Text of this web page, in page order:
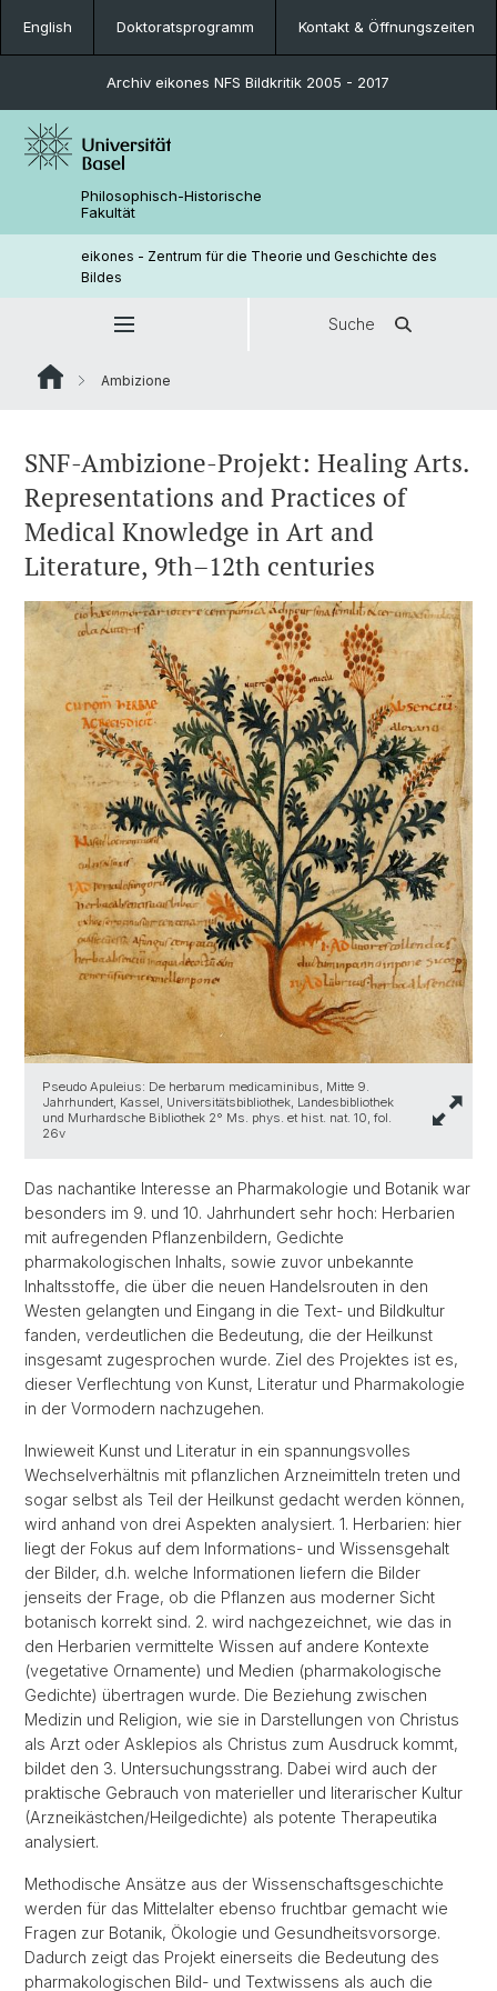
English Doktoratsprogramm Kontakt & Öffnungszeiten
Archiv eikones NFS Bildkritik 2005 - 2017
Philosophisch-Historische
Fakultät
eikones - Zentrum für die Theorie und Geschichte des
Bildes
Suche
Ambizione
SNF-Ambizione-Projekt: Healing Arts.
Representations and Practices of
Medical Knowledge in Art and
Literature, 9th–12th centuries
Pseudo Apuleius: De herbarum medicaminibus, Mitte 9.
Jahrhundert, Kassel, Universitätsbibliothek, Landesbibliothek
und Murhardsche Bibliothek 2° Ms. phys. et hist. nat. 10, fol.
26v
Das nachantike Interesse an Pharmakologie und Botanik war
besonders im 9. und 10. Jahrhundert sehr hoch: Herbarien
mit aufregenden Pflanzenbildern, Gedichte
pharmakologischen Inhalts, sowie zuvor unbekannte
Inhaltsstoffe, die über die neuen Handelsrouten in den
Westen gelangten und Eingang in die Text- und Bildkultur
fanden, verdeutlichen die Bedeutung, die der Heilkunst
insgesamt zugesprochen wurde. Ziel des Projektes ist es,
dieser Verflechtung von Kunst, Literatur und Pharmakologie
in der Vormodern nachzugehen.
Inwieweit Kunst und Literatur in ein spannungsvolles
Wechselverhältnis mit pflanzlichen Arzneimitteln treten und
sogar selbst als Teil der Heilkunst gedacht werden können,
wird anhand von drei Aspekten analysiert. 1. Herbarien: hier
liegt der Fokus auf dem Informations- und Wissensgehalt
der Bilder, d.h. welche Informationen liefern die Bilder
jenseits der Frage, ob die Pflanzen aus moderner Sicht
botanisch korrekt sind. 2. wird nachgezeichnet, wie das in
den Herbarien vermittelte Wissen auf andere Kontexte
(vegetative Ornamente) und Medien (pharmakologische
Gedichte) übertragen wurde. Die Beziehung zwischen
Medizin und Religion, wie sie in Darstellungen von Christus
als Arzt oder Asklepios als Christus zum Ausdruck kommt,
bildet den 3. Untersuchungsstrang. Dabei wird auch der
praktische Gebrauch von materieller und literarischer Kultur
(Arzneikästchen/Heilgedichte) als potente Therapeutika
analysiert.
Methodische Ansätze aus der Wissenschaftsgeschichte
werden für das Mittelalter ebenso fruchtbar gemacht wie
Fragen zur Botanik, Ökologie und Gesundheitsvorsorge.
Dadurch zeigt das Projekt einerseits die Bedeutung des
pharmakologischen Bild- und Textwissens als auch die